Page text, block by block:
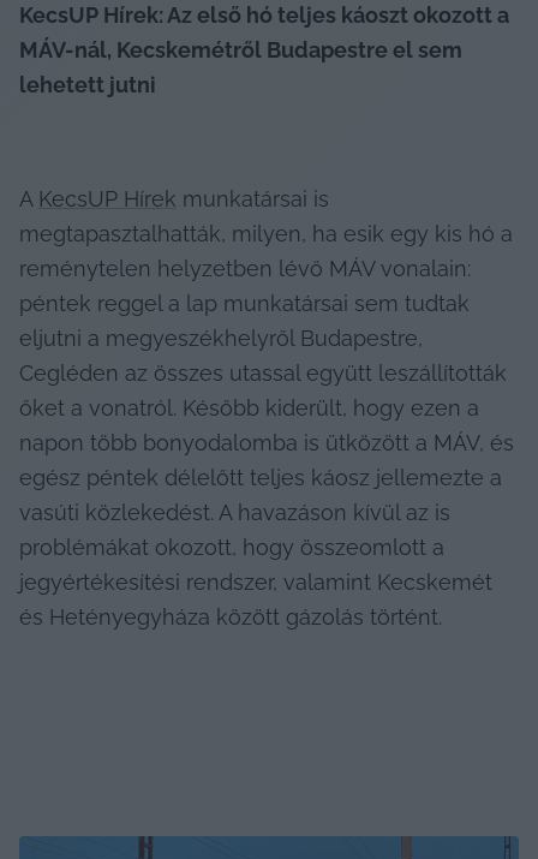
KecsUP Hírek: Az első hó teljes káoszt okozott a
MÁV-nál, Kecskemétről Budapestre el sem
lehetett jutni
A KecsUP Hírek munkatársai is
megtapasztalhatták, milyen, ha esik egy kis hó a
reménytelen helyzetben lévő MÁV vonalain:
péntek reggel a lap munkatársai sem tudtak
eljutni a megyeszékhelyről Budapestre,
Cegléden az összes utassal együtt leszállították
őket a vonatról. Később kiderült, hogy ezen a
napon több bonyodalomba is ütközött a MÁV, és
egész péntek délelőtt teljes káosz jellemezte a
vasúti közlekedést. A havazáson kívül az is
problémákat okozott, hogy összeomlott a
jegyértékesítési rendszer, valamint Kecskemét
és Hetényegyháza között gázolás történt.